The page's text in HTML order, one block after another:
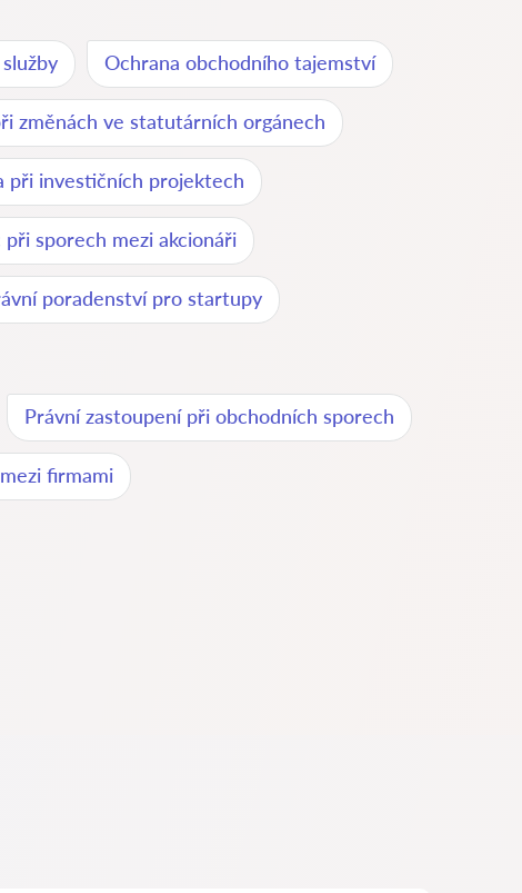
Ochrana obchodního tajemství
změnách ve statutárních orgánech
při investičních projektech
při sporech mezi akcionáři
poradenství pro startupy
Právní zastoupení při obchodních sporech
firmami